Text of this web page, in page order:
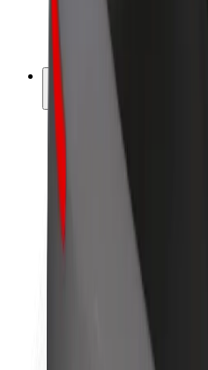
Franšízy
O společnosti Bolt
Udržitelnost podle Boltu
Projekt Zero
Tiskové centrum
Pokyny ke značce
Vztahy s investory